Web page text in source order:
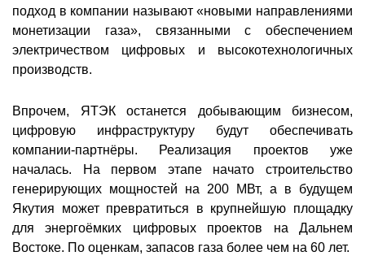
подход в компании называют «новыми направлениями
монетизации газа», связанными с обеспечением
электричеством цифровых и высокотехнологичных
производств.
Впрочем, ЯТЭК останется добывающим бизнесом,
цифровую инфраструктуру будут обеспечивать
компании-партнёры. Реализация проектов уже
началась. На первом этапе начато строительство
генерирующих мощностей на 200 МВт, а в будущем
Якутия может превратиться в крупнейшую площадку
для энергоёмких цифровых проектов на Дальнем
Востоке. По оценкам, запасов газа более чем на 60 лет.